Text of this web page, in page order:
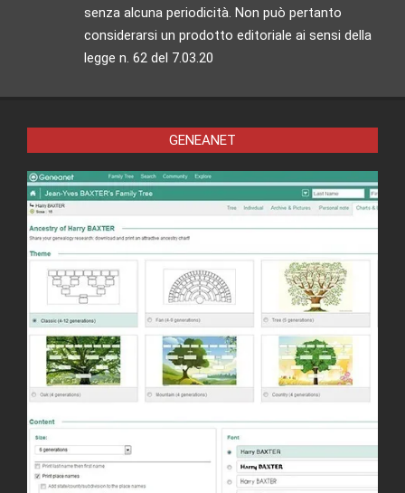
senza alcuna periodicità. Non può pertanto
considerarsi un prodotto editoriale ai sensi della
legge n. 62 del 7.03.20
GENEANET